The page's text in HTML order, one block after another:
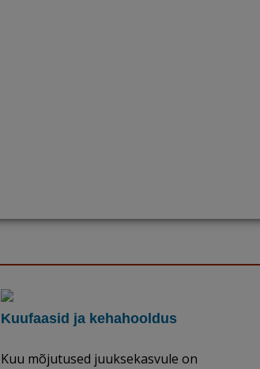
Kuufaasid ja kehahooldus
Kuu mõjutused juuksekasvule on